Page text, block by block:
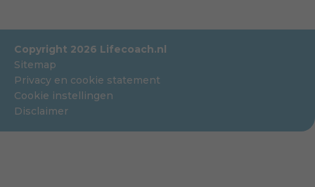
Copyright 2026 Lifecoach.nl
Sitemap
Privacy en cookie statement
Cookie instellingen
Disclaimer